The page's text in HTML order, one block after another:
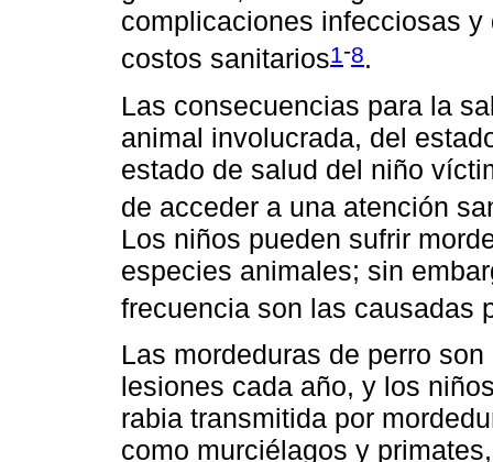
complicaciones infecciosas
costos sanitarios1-8.
Las consecuencias para la
animal involucrada, del
estado de salud del niño
de acceder a una atención
Los niños pueden sufrir
especies animales; sin
frecuencia son las causadas
Las mordeduras de perro
lesiones cada año, y los
rabia transmitida por
como murciélagos y